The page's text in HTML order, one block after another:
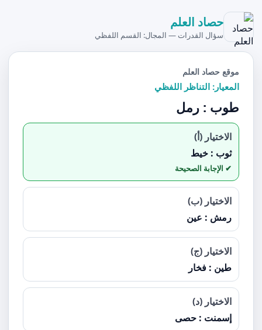
حصاد العلم
سؤال القدرات — المجال: القسم اللفظي
موقع حصاد العلم
المعيار: التناظر اللفظي
طوب : رمل
الاختيار (أ)
ثوب : خيط
الاختيار (ب)
رمش : عين
الاختيار (ج)
طين : فخار
الاختيار (د)
إسمنت : حصى